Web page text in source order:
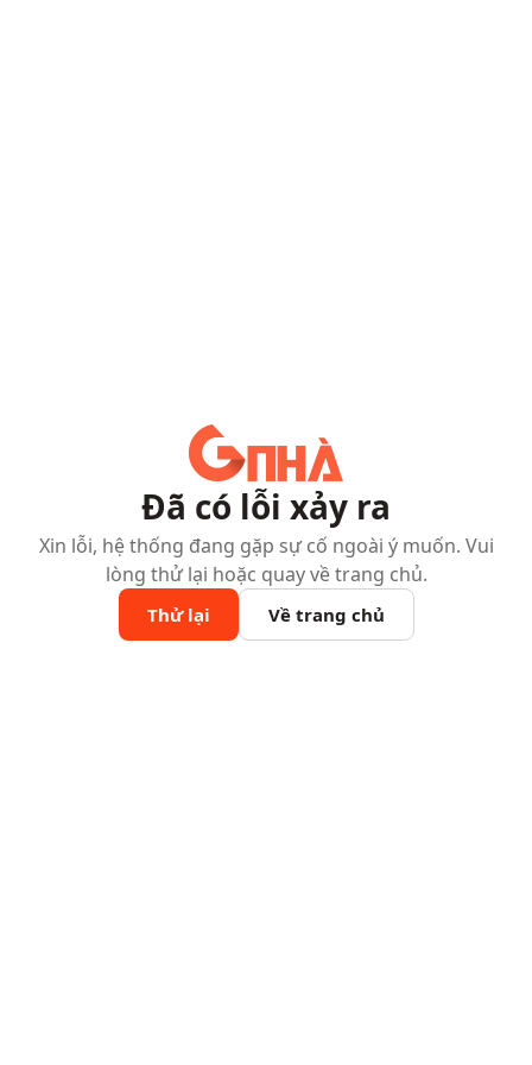
Đã có lỗi xảy ra
Xin lỗi, hệ thống đang gặp sự cố ngoài ý muốn. Vui
lòng thử lại hoặc quay về trang chủ.
Thử lại Về trang chủ